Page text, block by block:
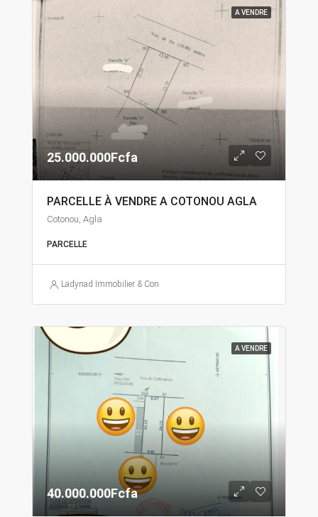
A VENDRE
25.000.000Fcfa
PARCELLE À VENDRE A COTONOU AGLA
Cotonou, Agla
PARCELLE
Ladynad Immobilier & Construction
A VENDRE
40.000.000Fcfa